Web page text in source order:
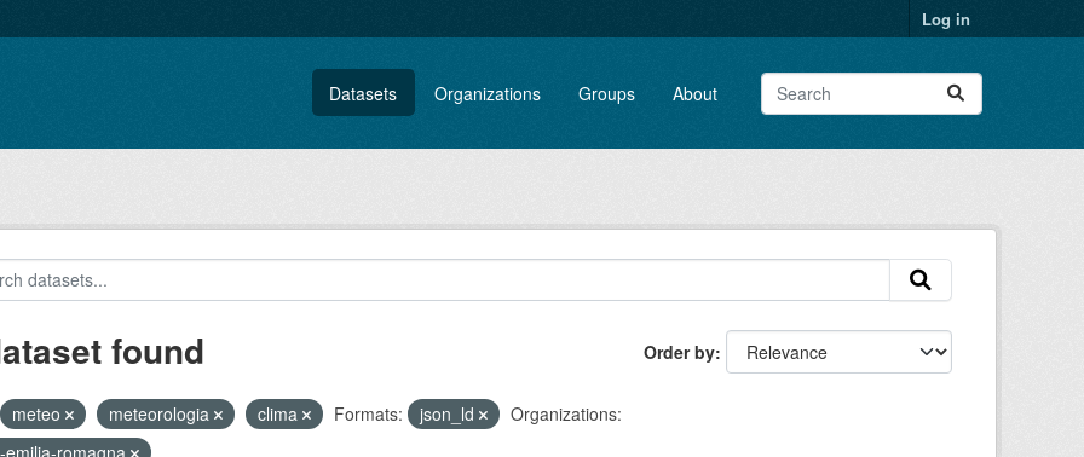
Log in
Datasets Organizations Groups About
Order by
found
meteo meteorologia clima Formats: json_ld
Organizations:
emilia-romagna